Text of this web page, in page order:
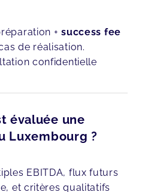
+success fee
de réalisation.
confidentielle
évaluée une
Luxembourg ?
EBITDA, flux futurs
et critères qualitatifs